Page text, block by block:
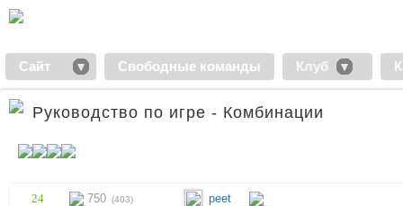
Сайт Свободные команды Клуб
Руководство по игре - Комбинации
24 750 (403) peet